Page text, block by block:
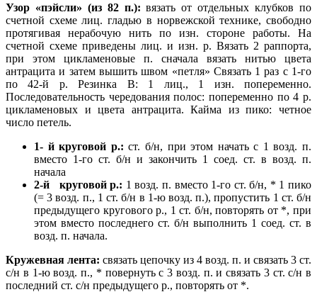
Узор «пэйсли» (из 82 п.): вязать от отдельных клубков по
счетной схеме лиц. гладью в норвежской технике, свободно
протягивая нерабочую нить по изн. стороне работы. На
счетной схеме приведены лиц. и изн. р. Вязать 2 раппорта,
при этом цикламеновые п. сначала вязать нитью цвета
антрацита и затем вышить швом «петля» Связать 1 раз с 1-го
по 42-й р. Резинка В: 1 лиц., 1 изн. попеременно.
Последовательность чередования полос: попеременно по 4 р.
цикламеновых и цвета антрацита. Кайма из пико: четное
число петель.
1- й круговой р.: ст. б/н, при этом начать с 1 возд. п.
вместо 1-го ст. б/н и закончить 1 соед. ст. в возд. п.
начала
2-й круговой р.: 1 возд. п. вместо 1-го ст. б/н, * 1 пико
(= 3 возд. п., 1 ст. б/н в 1-ю возд. п.), пропустить 1 ст. б/н
предыдущего кругового р., 1 ст. б/н, повторять от *, при
этом вместо последнего ст. б/н выполнить 1 соед. ст. в
возд. п. начала.
Кружевная лента: связать цепочку из 4 возд. п. и связать 3 ст.
с/н в 1-ю возд. п., * повернуть с 3 возд. п. и связать 3 ст. с/н в
последний ст. с/н предыдущего р., повторять от *.